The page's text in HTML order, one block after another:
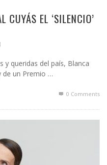
CUYÁS EL ‘SILENCIO’
y queridas del país, Blanca
de un Premio …
0 Comments